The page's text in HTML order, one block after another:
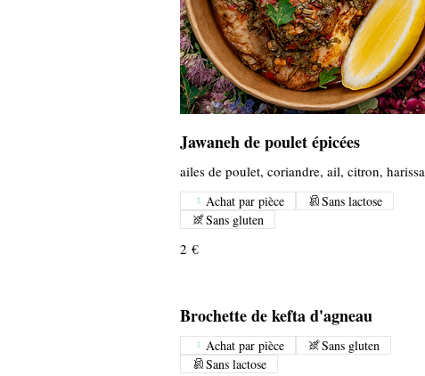
Jawaneh de poulet épicées
ailes de poulet, coriandre, ail, citron, harissa
2 €
Achat par pièce
Sans lactose
Sans gluten
Brochette de kefta d'agneau
Achat par pièce
Sans gluten
Sans lactose